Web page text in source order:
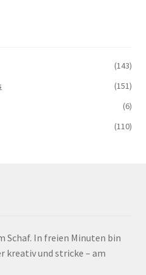
(143)
(151)
(6)
(110)
Schaf. In freien Minuten bin
kreativ und stricke – am